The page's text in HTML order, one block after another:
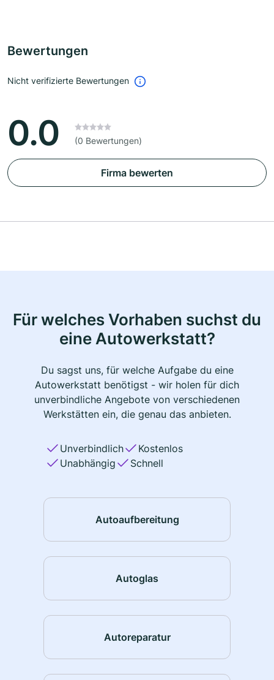
Bewertungen
Nicht verifizierte Bewertungen
0.0 (0 Bewertungen)
Firma bewerten
Für welches Vorhaben suchst du
eine Autowerkstatt?
Du sagst uns, für welche Aufgabe du eine
Autowerkstatt benötigst - wir holen für dich
unverbindliche Angebote von verschiedenen
Werkstätten ein, die genau das anbieten.
Unverbindlich
Kostenlos
Unabhängig
Schnell
Autoaufbereitung
Autoglas
Autoreparatur